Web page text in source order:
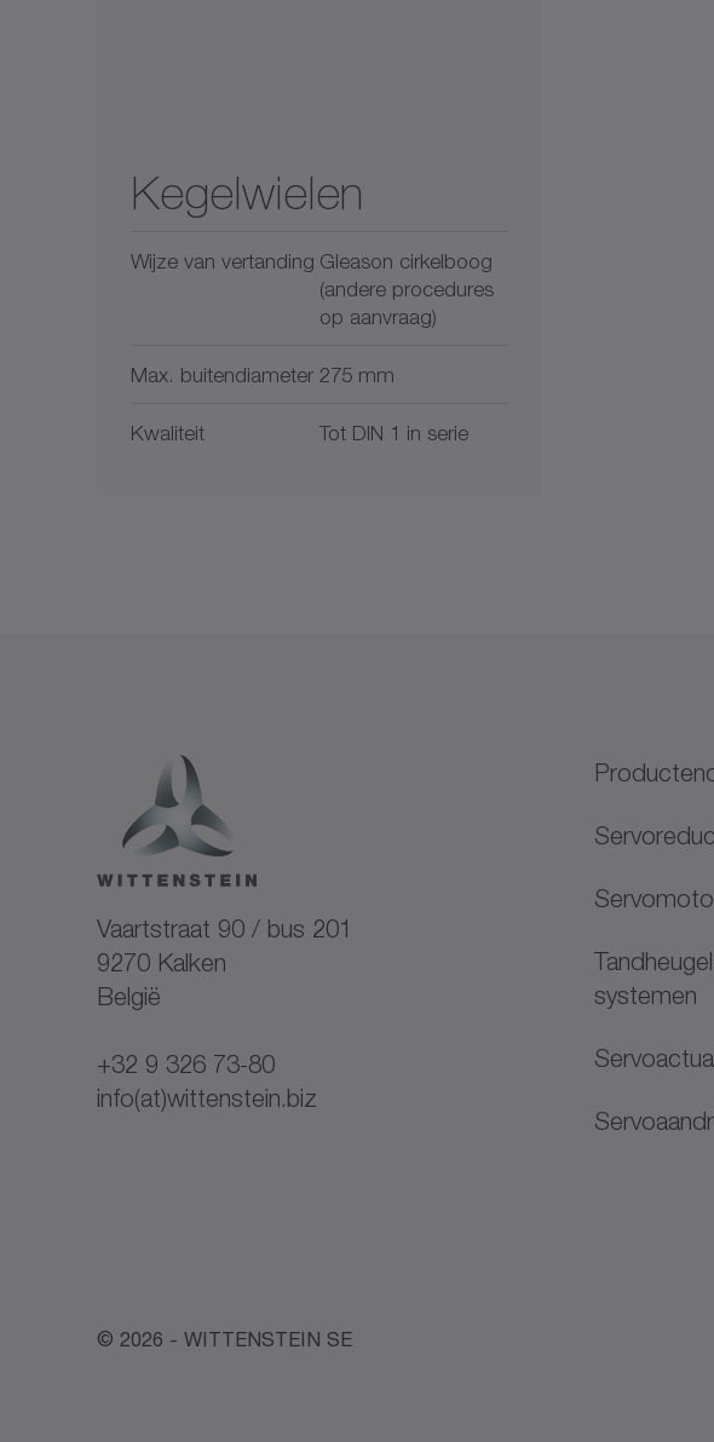
Kegelwielen
Wijze van vertanding Gleason cirkelboog
(andere procedures
op aanvraag)
Max. buitendiameter 275 mm
Kwaliteit Tot DIN 1 in serie
Vaartstraat 90 / bus 201
9270 Kalken
België
+32 9 326 73-80
info(at)wittenstein.biz
systemen
© 2026 - WITTENSTEIN SE